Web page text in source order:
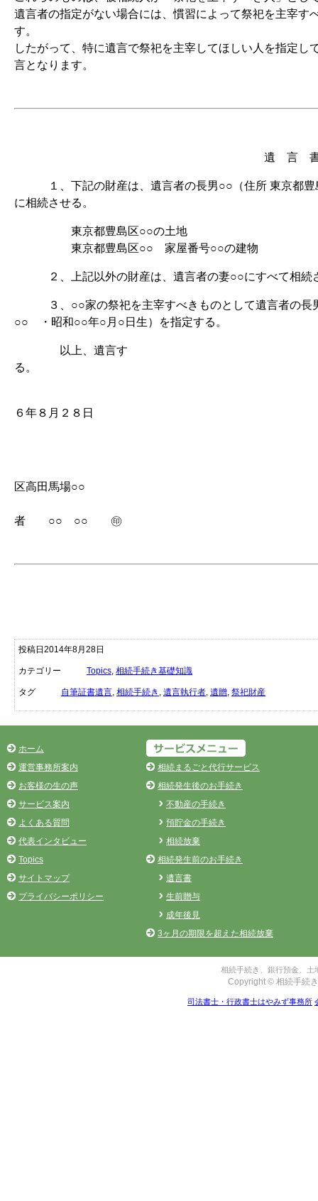
遺言者の指定がない場合には、慣習によって祭祀を主宰す
す。
したがって、特に遺言で祭祀を主宰してほしい人を指定し
言となります。
遺 言
１、下記の財産は、遺言者の長男○○（住所 東京都
に相続させる。
東京都豊島区○○の土地
東京都豊島区○○ 家屋番号○○の建物
２、上記以外の財産は、遺言者の妻○○にすべて相続
３、○○家の祭祀を主宰すべきものとして遺言者の長
○○ ・昭和○○年○月○日生）を指定する。
以上、遺言す
る
６年８月２８日
区高田馬場○○
者 ○○ ○○ ㊞
投稿日2014年8月28日
カテゴリー Topics, 相続手続き基礎知識
タグ 自筆証書遺言, 相続手続き , 遺言執行者, 遺贈, 祭祀財産
ホーム
運営事務所案内
お客様の生の声
サービス案内
よくある質問
代表インタビュー
Topics
サイトマップ
プライバシーポリシー
相続まるごと代行サービス
相続発生後のお手続き
不動産の手続き
預貯金の手続き
相続放棄
相続発生前のお手続き
遺言書
生前贈与
成年後見
3ヶ月の期限を超えた相続放棄
相続手続き、銀行預金、土
Copyright © 相続手続
司法書士・行政書士はやみず事務所